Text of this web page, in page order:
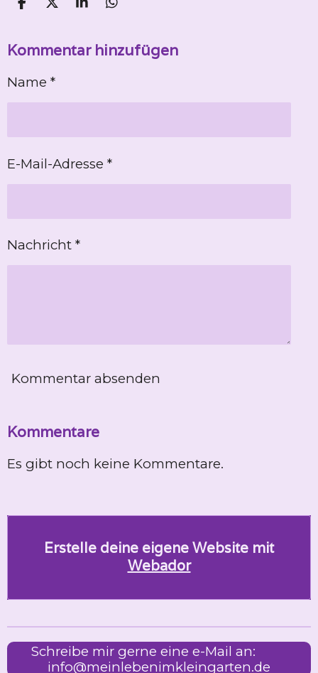
T
l
T
l
n
T
l
T
l
Kommentar hinzufügen
Name *
E-Mail-Adresse *
Nachricht *
Kommentar absenden
Kommentare
Es gibt noch keine Kommentare.
Erstelle deine eigene Website mit
Webador
Schreibe mir gerne eine e-Mail an:
info@meinlebenimkleingarten.de